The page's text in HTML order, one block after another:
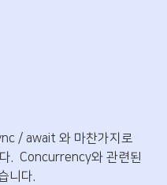
/ await 와 마찬가지로
.  Concurrency와 관련된
니다.